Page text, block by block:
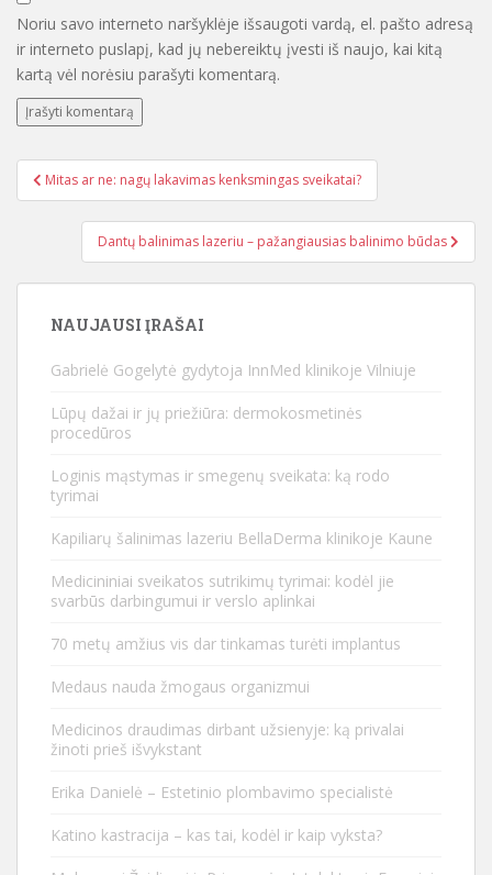
Noriu savo interneto naršyklėje išsaugoti vardą, el. pašto adresą
ir interneto puslapį, kad jų nebereiktų įvesti iš naujo, kai kitą
kartą vėl norėsiu parašyti komentarą.
Navigacija tarp įrašų
Mitas ar ne: nagų lakavimas kenksmingas sveikatai?
Dantų balinimas lazeriu – pažangiausias balinimo būdas
NAUJAUSI ĮRAŠAI
Gabrielė Gogelytė gydytoja InnMed klinikoje Vilniuje
Lūpų dažai ir jų priežiūra: dermokosmetinės
procedūros
Loginis mąstymas ir smegenų sveikata: ką rodo
tyrimai
Kapiliarų šalinimas lazeriu BellaDerma klinikoje Kaune
Medicininiai sveikatos sutrikimų tyrimai: kodėl jie
svarbūs darbingumui ir verslo aplinkai
70 metų amžius vis dar tinkamas turėti implantus
Medaus nauda žmogaus organizmui
Medicinos draudimas dirbant užsienyje: ką privalai
žinoti prieš išvykstant
Erika Danielė – Estetinio plombavimo specialistė
Katino kastracija – kas tai, kodėl ir kaip vyksta?